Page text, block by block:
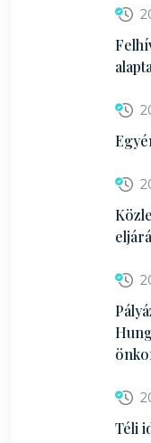
Téli